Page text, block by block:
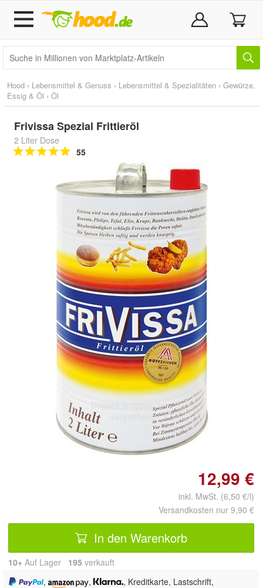
Hood › Lebensmittel & Genuss › Lebensmittel & Spezialitäten › Gewürze,
Essig & Öl › Öl
Frivissa Spezial Frittieröl
2 Liter Dose
55
Doppelt antippen zum
vergrößern
12,99 €
inkl. MwSt. (6,50 €/l)
Versandkosten nur 9,90 €
In den Warenkorb
10+ Auf Lager 195 verkauft
,
,
, Kreditkarte, Lastschrift,